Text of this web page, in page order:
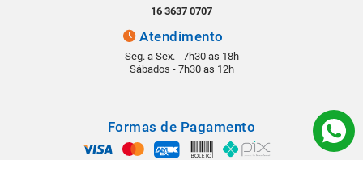
16 3637 0707
Atendimento
Seg. a Sex. - 7h30 as 18h
Sábados - 7h30 as 12h
Formas de Pagamento